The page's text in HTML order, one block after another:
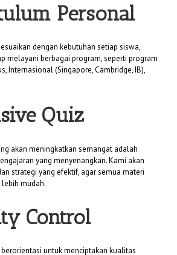
Personal
dengan kebutuhan setiap siswa,
melayani berbagai program, seperti program
Internasional (Singapore, Cambridge, IB),
Quiz
akan meningkatkan semangat adalah
yang menyenangkan. Kami akan
strategi yang efektif, agar semua materi
mudah.
Control
untuk menciptakan kualitas